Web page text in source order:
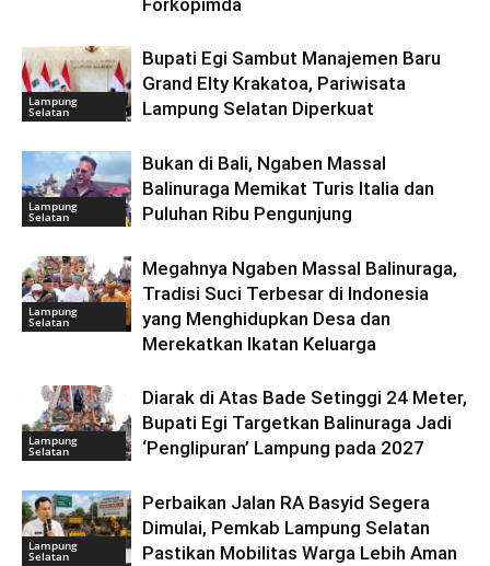
Forkopimda
Lampung
Selatan
Bupati Egi Sambut Manajemen Baru
Grand Elty Krakatoa, Pariwisata
Lampung Selatan Diperkuat
Lampung
Selatan
Bukan di Bali, Ngaben Massal
Balinuraga Memikat Turis Italia dan
Puluhan Ribu Pengunjung
Lampung
Selatan
Megahnya Ngaben Massal Balinuraga,
Tradisi Suci Terbesar di Indonesia
yang Menghidupkan Desa dan
Merekatkan Ikatan Keluarga
Lampung
Selatan
Diarak di Atas Bade Setinggi 24 Meter,
Bupati Egi Targetkan Balinuraga Jadi
‘Penglipuran’ Lampung pada 2027
Lampung
Selatan
Perbaikan Jalan RA Basyid Segera
Dimulai, Pemkab Lampung Selatan
Pastikan Mobilitas Warga Lebih Aman